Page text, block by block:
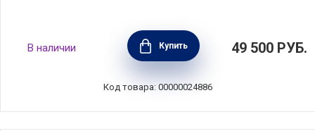
Кастрюля с крышкой 26 см, объем 5,3 л,
материал чугун, цвет синий, Le Creuset,
Франция, 21177262002430
В наличии Купить 49 500 РУБ.
Код товара: 00000024886